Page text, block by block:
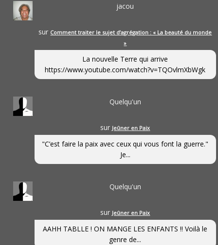
jacou
sur Comment traiter le sujet d’agrégation : « La beauté du monde
»
La nouvelle Terre qui arrive
https://www.youtube.com/watch?v=TQOvlmXbWgk
Quelqu'un
sur Jeûner en Paix
"C’est faire la paix avec ceux qui vous font la guerre."
Je...
Quelqu'un
sur Jeûner en Paix
AAHH TABLLE ! ON MANGE LES ENFANTS !! Voilà le
genre de...